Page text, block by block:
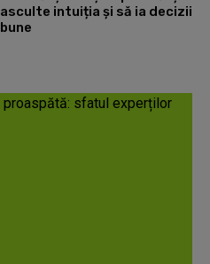
asculte intuiția și să ia decizii
bune